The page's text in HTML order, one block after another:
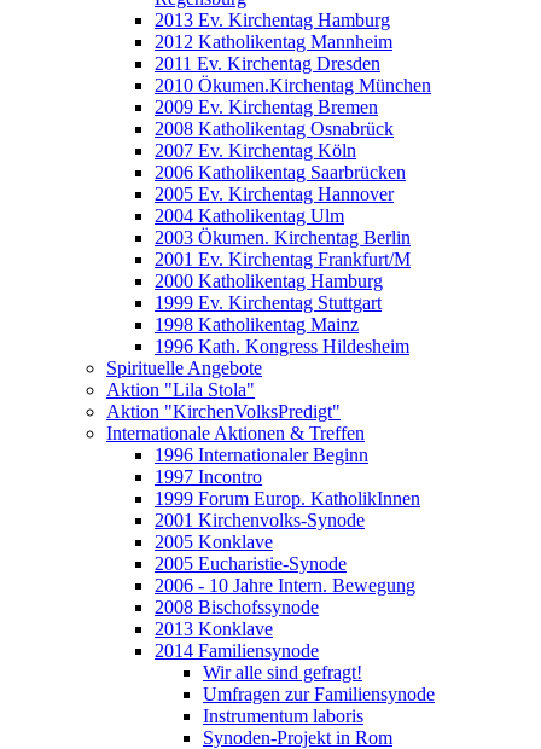
2013 Ev. Kirchentag Hamburg
2012 Katholikentag Mannheim
2011 Ev. Kirchentag Dresden
2010 Ökumen.Kirchentag München
2009 Ev. Kirchentag Bremen
2008 Katholikentag Osnabrück
2007 Ev. Kirchentag Köln
2006 Katholikentag Saarbrücken
2005 Ev. Kirchentag Hannover
2004 Katholikentag Ulm
2003 Ökumen. Kirchentag Berlin
2001 Ev. Kirchentag Frankfurt/M
2000 Katholikentag Hamburg
1999 Ev. Kirchentag Stuttgart
1998 Katholikentag Mainz
1996 Kath. Kongress Hildesheim
Spirituelle Angebote
Aktion "Lila Stola"
Aktion "KirchenVolksPredigt"
Internationale Aktionen & Treffen
1996 Internationaler Beginn
1997 Incontro
1999 Forum Europ. KatholikInnen
2001 Kirchenvolks-Synode
2005 Konklave
2005 Eucharistie-Synode
2006 - 10 Jahre Intern. Bewegung
2008 Bischofssynode
2013 Konklave
2014 Familiensynode
Wir alle sind gefragt!
Umfragen zur Familiensynode
Instrumentum laboris
Synoden-Projekt in Rom